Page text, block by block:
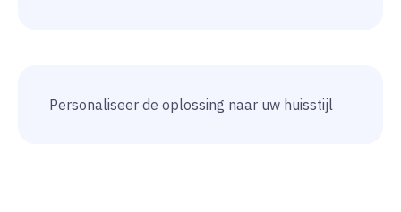
Personaliseer de oplossing naar uw huisstijl